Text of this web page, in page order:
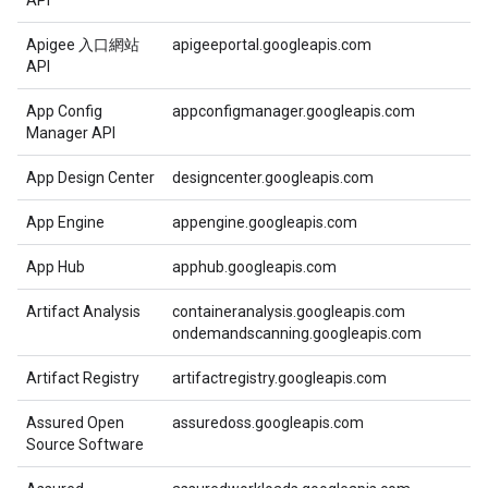
Apigee 入口網站
API
apigeeportal.googleapis.com
App Config
Manager API
appconfigmanager.googleapis.com
App Design Center designcenter.googleapis.com
App Engine appengine.googleapis.com
App Hub apphub.googleapis.com
Artifact Analysis
containeranalysis.googleapis.com
ondemandscanning.googleapis.com
Artifact Registry artifactregistry.googleapis.com
Assured Open
Source Software
assuredoss.googleapis.com